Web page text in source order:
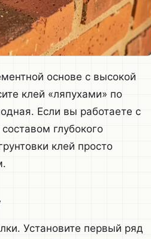
основе с высокой
клей «ляпухами» по
Если вы работаете с
глубокого
клей просто
Установите первый ряд